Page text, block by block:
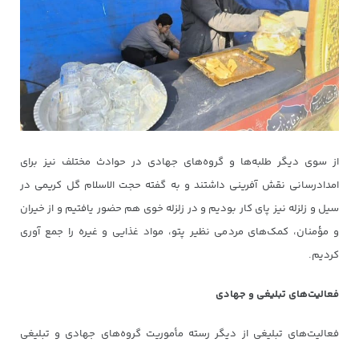
از سوی دیگر طلبه‌ها و گروه‌های جهادی در حوادث مختلف نیز برای
امدادرسانی نقش آفرینی داشتند و به گفته حجت الاسلام گل کریمی در
سیل و زلزله نیز پای کار بودیم و در زلزله خوی هم حضور یافتیم و از خیران
و مؤمنان، کمک‌های مردمی نظیر پتو، مواد غذایی و غیره را جمع آوری
کردیم.
فعالیت‌های تبلیغی و جهادی
فعالیت‌های تبلیغی از دیگر رسته مأموریت گروه‌های جهادی و تبلیغی